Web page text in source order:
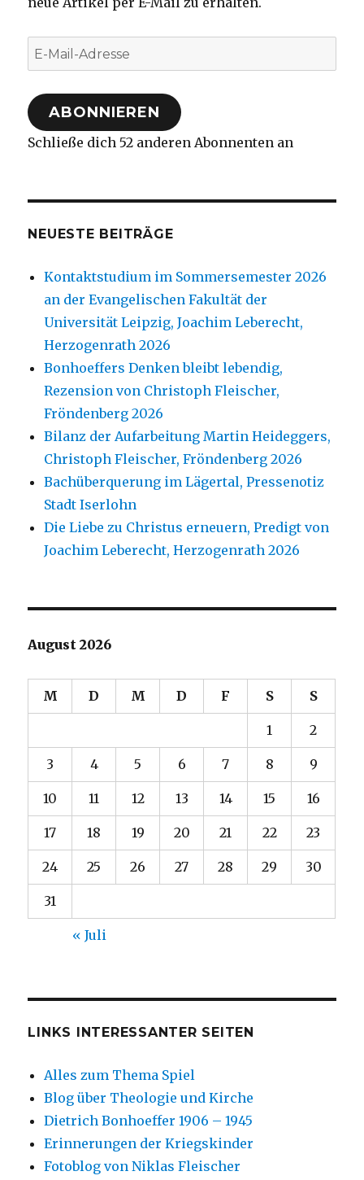
E-
Mail-
Adresse
ABONNIEREN
Schließe dich 52 anderen Abonnenten an
NEUESTE BEITRÄGE
Kontaktstudium im Sommersemester 2026
an der Evangelischen Fakultät der
Universität Leipzig, Joachim Leberecht,
Herzogenrath 2026
Bonhoeffers Denken bleibt lebendig,
Rezension von Christoph Fleischer,
Fröndenberg 2026
Bilanz der Aufarbeitung Martin Heideggers,
Christoph Fleischer, Fröndenberg 2026
Bachüberquerung im Lägertal, Pressenotiz
Stadt Iserlohn
Die Liebe zu Christus erneuern, Predigt von
Joachim Leberecht, Herzogenrath 2026
August 2026
M D M D F S S
1 2
3 4 5 6 7 8 9
10 11 12 13 14 15 16
17 18 19 20 21 22 23
24 25 26 27 28 29 30
31
« Juli
LINKS INTERESSANTER SEITEN
Alles zum Thema Spiel
Blog über Theologie und Kirche
Dietrich Bonhoeffer 1906 – 1945
Erinnerungen der Kriegskinder
Fotoblog von Niklas Fleischer